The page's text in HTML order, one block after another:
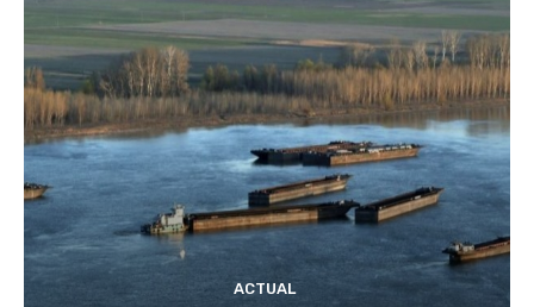
ACTUAL